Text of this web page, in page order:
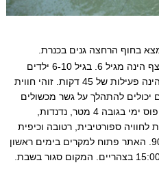
בחוף הרחצה גנים בכנרת.
הכניסה לילדים לפעילויות בפארק הצף הינה מגיל 6. בגיל 6-10 ילדים
נכנסים עם מבוגר בתשלום. החוויה הינה פעילות של 45 דקות. זוהי חווית
להתהלך על גשר מכשולים
צף, ישנה פעילות אתגרית על קיר טיפוס ימי בגובה 4 מטר, נדנדות,
לחוויה ספורטיבית, רטובה וכיפית
לילדים. מגיעים לכוון טבריה, כביש 90. האתר פתוח למקרים בימים ראשון
עד שישי מהשעה 09:00 בבוקר ועד 15:00 בצהריים. המקום סגור בשבת.